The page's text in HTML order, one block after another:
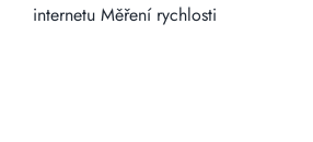
internetu Měření rychlosti